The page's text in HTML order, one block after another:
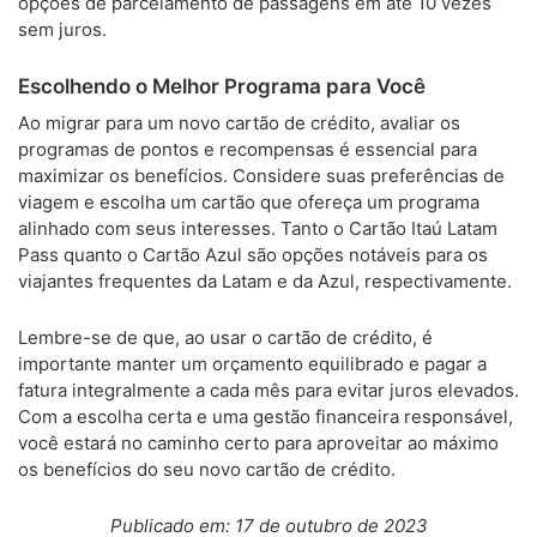
sem juros.
Escolhendo o Melhor Programa para Você
Ao migrar para um novo cartão de crédito, avaliar os
programas de pontos e recompensas é essencial para
maximizar os benefícios. Considere suas preferências de
viagem e escolha um cartão que ofereça um programa
alinhado com seus interesses. Tanto o Cartão Itaú Latam
Pass quanto o Cartão Azul são opções notáveis para os
viajantes frequentes da Latam e da Azul, respectivamente.
Lembre-se de que, ao usar o cartão de crédito, é
importante manter um orçamento equilibrado e pagar a
fatura integralmente a cada mês para evitar juros elevados.
Com a escolha certa e uma gestão financeira responsável,
você estará no caminho certo para aproveitar ao máximo
os benefícios do seu novo cartão de crédito.
Publicado em: 17 de outubro de 2023